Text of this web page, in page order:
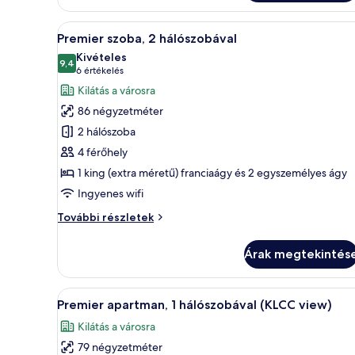
A
következő
szoba
összes
képének
megtekintése:
Premier
szoba,
2
hálószobával
Egy modern szállodai szoba,
6
Premier szoba, 2 hálószobával
9,410-ből 9,4
Kivételes
6 értékelés
(6
értékelés)
Kilátás a városra
86 négyzetméter
2 hálószoba
4 férőhely
1 king (extra méretű) franciaágy és 2 egyszemélyes ágy
Ingyenes wifi
További részletek
Premier
további
részletei
Árak
A
következő
szoba
összes
Egy modern konyha fehér
8
Premier apartman, 1 hálószobával (KLCC view)
Kilátás a városra
79 négyzetméter